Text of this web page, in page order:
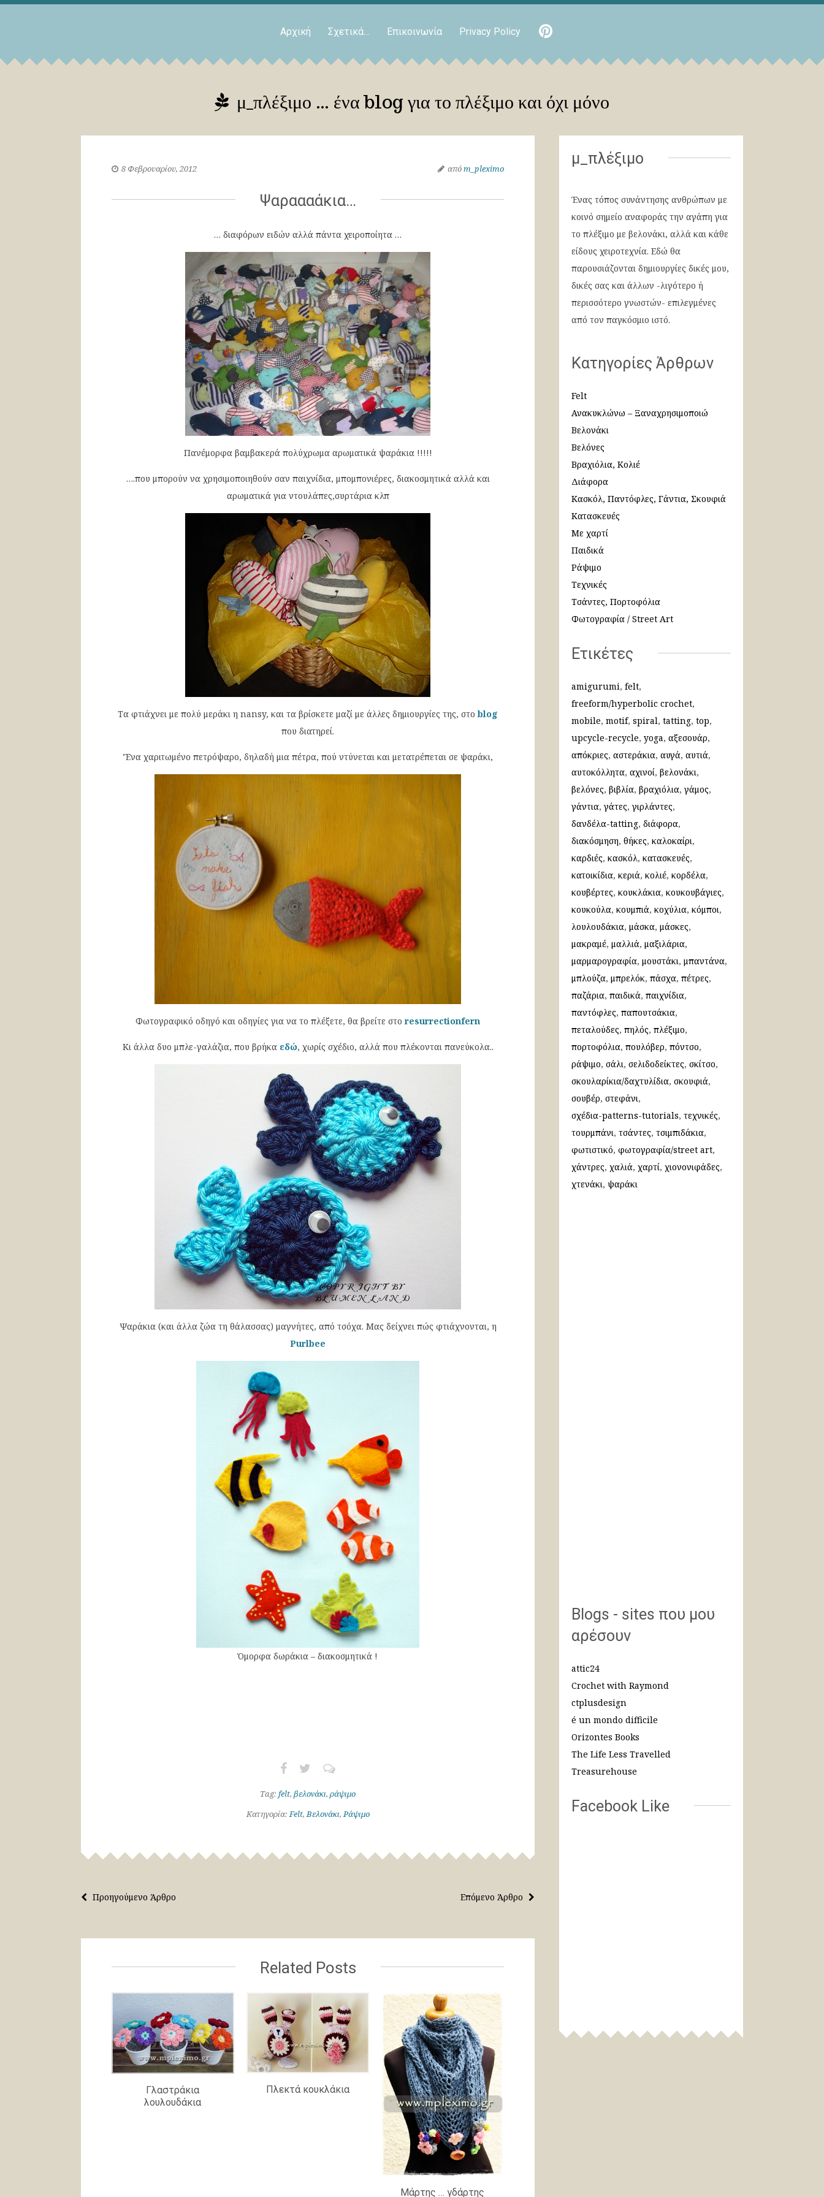
Αρχική Σχετικά… Επικοινωνία Privacy Policy
μ_πλέξιμο … ένα blog για το πλέξιμο και όχι μόνο
8 Φεβρουαρίου, 2012 απόm_pleximo
Ψαραααάκια…
… διαφόρων ειδών αλλά πάντα χειροποίητα …
Πανέμορφα βαμβακερά πολύχρωμα αρωματικά ψαράκια !!!!!
….που μπορούν να χρησιμοποιηθούν σαν παιχνίδια, μπομπονιέρες, διακοσμητικά αλλά και
αρωματικά για ντουλάπες,συρτάρια κλπ
Τα φτιάχνει με πολύ μεράκι η nansy, και τα βρίσκετε μαζί με άλλες δημιουργίες της, στοblog
που διατηρεί.
'Ένα χαριτωμένο πετρόψαρο, δηλαδή μια πέτρα, πού ντύνεται και μετατρέπεται σε ψαράκι,
Φωτογραφικό οδηγό και οδηγίες για να το πλέξετε, θα βρείτε στο resurrectionfern
Κι άλλα δυο μπλε-γαλάζια, που βρήκα εδώ, χωρίς σχέδιο, αλλά που πλέκονται πανεύκολα..
Ψαράκια (και άλλα ζώα τη θάλασσας) μαγνήτες, από τσόχα. Μας δείχνει πώς φτιάχνονται, η
Purlbee
Όμορφα δωράκια – διακοσμητικά !
Tag: felt, βελονάκι, ράψιμο
Κατηγορία:Felt,Βελονάκι,Ράψιμο
Επόμενο Άρθρο
Προηγούμενο Άρθρο
Related Posts
Γλαστράκια
λουλουδάκια
Πλεκτά κουκλάκια
Μάρτης … γδάρτης
μ_πλέξιμο
Ένας τόπος συνάντησης ανθρώπων με
κοινό σημείο αναφοράς την αγάπη για
το πλέξιμο με βελονάκι, αλλά και κάθε
είδους χειροτεχνία. Εδώ θα
παρουσιάζονται δημιουργίες δικές μου,
δικές σας και άλλων -λιγότερο ή
περισσότερο γνωστών- επιλεγμένες
από τον παγκόσμιο ιστό.
Κατηγορίες Άρθρων
Felt
Ανακυκλώνω – Ξαναχρησιμοποιώ
Βελονάκι
Βελόνες
Βραχιόλια, Κολιέ
Διάφορα
Κασκόλ, Παντόφλες, Γάντια, Σκουφιά
Κατασκευές
Με χαρτί
Παιδικά
Ράψιμο
Τεχνικές
Τσάντες, Πορτοφόλια
Φωτογραφία / Street Art
Ετικέτες
amigurumi felt
freeform/hyperbolic crochet
mobile motif spiral tatting top
upcycle-recycle yoga αξεσουάρ
απόκριες αστεράκια αυγά αυτιά
αυτοκόλλητα αχινοί βελονάκι
βελόνες βιβλία βραχιόλια γάμος
γάντια γάτες γιρλάντες
δανδέλα-tatting διάφορα
διακόσμηση θήκες καλοκαίρι
καρδιές κασκόλ κατασκευές
κατοικίδια κεριά κολιέ κορδέλα
κουβέρτες κουκλάκια κουκουβάγιες
κουκούλα κουμπιά κοχύλια κόμποι
λουλουδάκια μάσκα μάσκες
μακραμέ μαλλιά μαξιλάρια
μαρμαρογραφία μουστάκι μπαντάνα
μπλούζα μπρελόκ πάσχα πέτρες
παζάρια παιδικά παιχνίδια
παντόφλες παπουτσάκια
πεταλούδες πηλός πλέξιμο
πορτοφόλια πουλόβερ πόντσο
ράψιμο σάλι σελιδοδείκτες σκίτσο
σκουλαρίκια/δαχτυλίδια σκουφιά
σουβέρ στεφάνι
σχέδια-patterns-tutorials τεχνικές
τουρμπάνι τσάντες τσιμπιδάκια
φωτιστικό φωτογραφία/street art
χάντρες χαλιά χαρτί χιονονιφάδες
χτενάκι ψαράκι
Blogs - sites που μου
αρέσουν
attic24
Crochet with Raymond
ctplusdesign
é un mondo difficile
Orizontes Books
The Life Less Travelled
Treasurehouse
Facebook Like